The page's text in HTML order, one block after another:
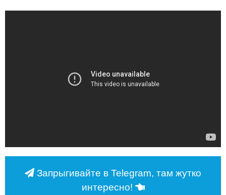
Запрыгивайте в Telegram, там жутко
интересно!